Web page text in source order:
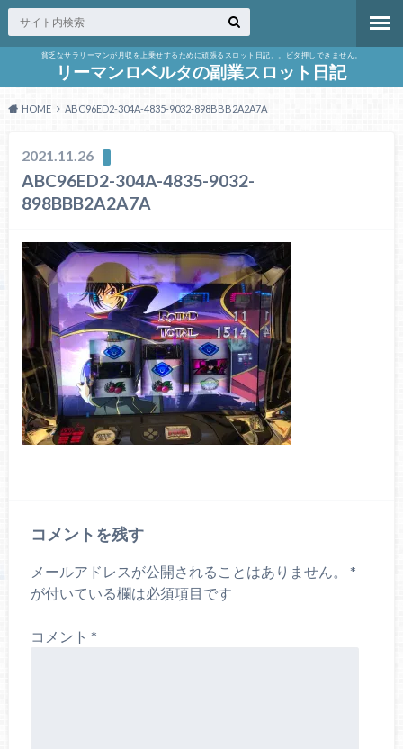
貧乏なサラリーマンが月収を上乗せするために頑張るスロット日記。。ビタ押しできません。
リーマンロベルタの副業スロット日記
HOME ABC96ED2-304A-4835-9032-898BBB2A2A7A
2021.11.26
ABC96ED2-304A-4835-9032-
898BBB2A2A7A
コメントを残す
メールアドレスが公開されることはありません。
*
が付いている欄は必須項目です
コメント *